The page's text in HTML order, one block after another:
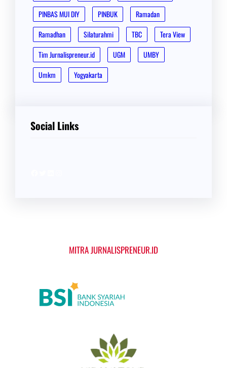
PINBAS MUI DIY
PINBUK
Ramadan
Ramadhan
Silaturahmi TBC
Tera View
Tim Jurnalispreneur.id
UGM
UMBY
Umkm
Yogyakarta
Social Links
MITRA JURNALISPRENEUR.ID